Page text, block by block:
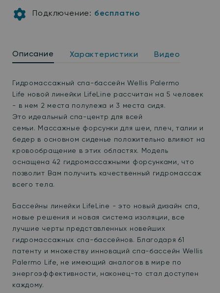
Подключение: бесплатно
Описание Характеристики Видео
Гидромассажный спа-бассейнWellis Palermo
Life новой линейки LifeLine рассчитан на 5 человек
- в нем 2 места полулежа и 3 места сидя.
Это идеальный спа-центр для всей
семьи. Массажные форсунки для шеи, плеч, талии и
бедер в основном сиденье положительно влияют на
кровообращение в этих областях.
Модель
оснащена 42 гидромассажными форсунками, что
позволит Вам получить качественный гидромассаж
всего тела.
Бассейны линейки LifeLine - это новый дизайн спа,
новые решения и новая система изоляции, все
лучшие черты представленных новейших
гидромассажных спа-бассейнов. Благодаря 61
патенту и множеству инноваций спа-бассейн Wellis
Palermo Life, не имеющий аналогов в мире по
энергоэффективности, наконец-то стал доступен
каждому.